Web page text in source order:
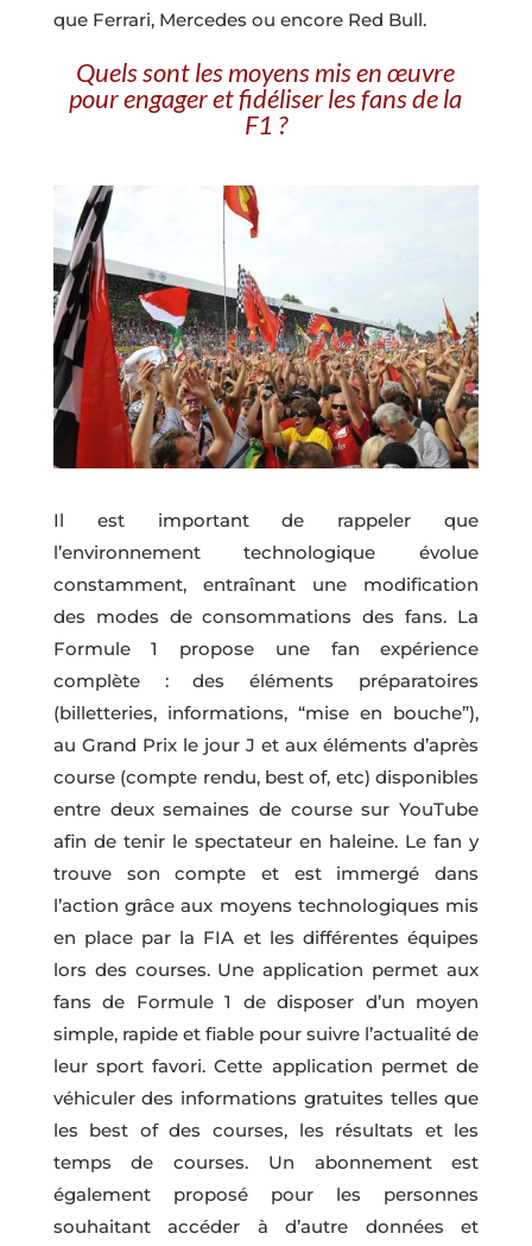
que Ferrari, Mercedes ou encore Red Bull.
Quels sont les moyens mis en œuvre
pour engager et fidéliser les fans de la
F1 ?
Il est important de rappeler que
l’environnement technologique évolue
constamment, entraînant une modification
des modes de consommations des fans. La
Formule 1 propose une fan expérience
complète : des éléments préparatoires
(billetteries, informations, “mise en bouche”),
au Grand Prix le jour J et aux éléments d’après
course (compte rendu, best of, etc) disponibles
entre deux semaines de course sur YouTube
afin de tenir le spectateur en haleine. Le fan y
trouve son compte et est immergé dans
l’action grâce aux moyens technologiques mis
en place par la FIA et les différentes équipes
lors des courses. Une application permet aux
fans de Formule 1 de disposer d’un moyen
simple, rapide et fiable pour suivre l’actualité de
leur sport favori. Cette application permet de
véhiculer des informations gratuites telles que
les best of des courses, les résultats et les
temps de courses. Un abonnement est
également proposé pour les personnes
souhaitant accéder à d’autre données et